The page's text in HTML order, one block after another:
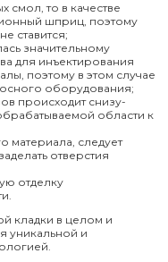
то в качестве
шприц, поэтому
ставится;
значительному
для инъектирования
поэтому в этом случае
оборудования;
происходит снизу-
области к
материала, следует
отверстия
отделку
кладки в целом и
уникальной и